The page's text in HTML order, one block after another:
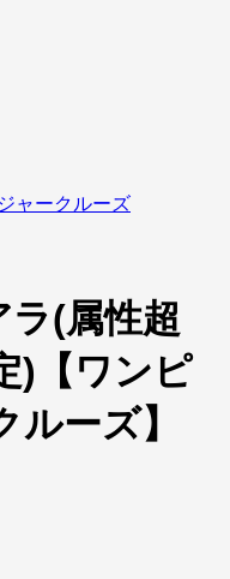
ャークルーズ
ラ(属性超
)【ワンピ
ーズ】